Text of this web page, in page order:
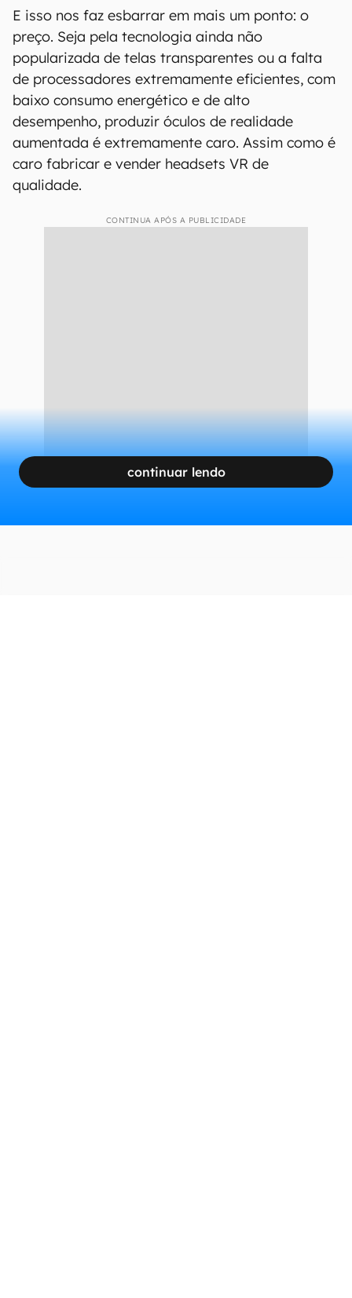
E isso nos faz esbarrar em mais um ponto: o
preço. Seja pela tecnologia ainda não
popularizada de telas transparentes ou a falta
de processadores extremamente eficientes, com
baixo consumo energético e de alto
desempenho, produzir óculos de realidade
aumentada é extremamente caro. Assim como é
caro fabricar e vender headsets VR de
qualidade.
CONTINUA APÓS A PUBLICIDADE
continuar lendo